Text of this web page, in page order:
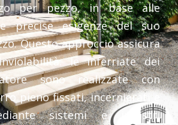
per pezzo, in base alle
precise esigenze del suo
Questo approccio assicura
le inferriate dei
sono realizzate con
pieno fissati, incernierati e
sistemi e incastri